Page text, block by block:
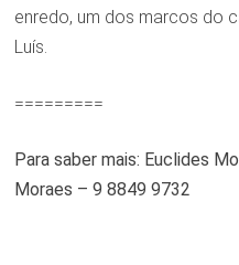
enredo, um dos marcos do
Luís.
=========
Para saber mais: Euclides
Moraes – 9 8849 9732